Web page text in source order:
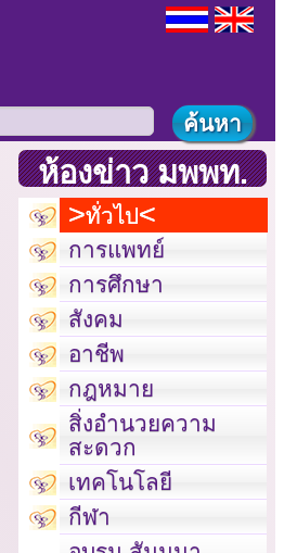
ห้องข่าว มพพท.
ทั่วไป
การแพทย์
การศึกษา
สังคม
อาชีพ
กฎหมาย
สิ่งอำนวยความ
สะดวก
เทคโนโลยี
กีฬา